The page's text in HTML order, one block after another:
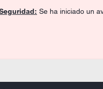
Se ha iniciado un